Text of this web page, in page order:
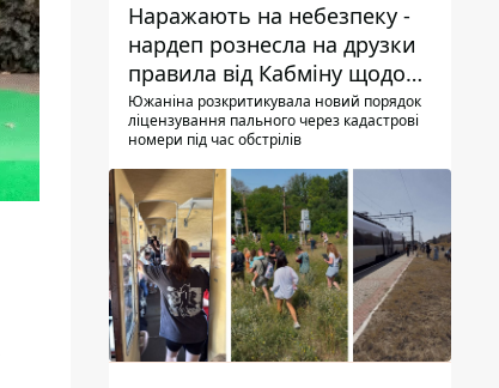
Наражають на небезпеку -
нардеп рознесла на друзки
правила від Кабміну щодо
зберігання пального
Южаніна розкритикувала новий порядок
ліцензування пального через кадастрові
номери під час обстрілів